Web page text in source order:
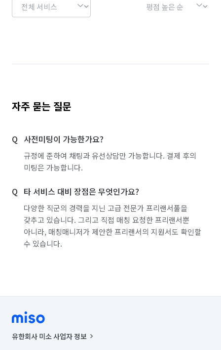
자주 묻는 질문
사전미팅이 가능한가요?
규정에 준하여 채팅과 유선상담만 가능합니다. 결제 후의
미팅은 가능합니다.
타 서비스 대비 장점은 무엇인가요?
다양한 직군의 경력을 지닌 고급 전문가 프리랜서풀을
갖추고 있습니다. 그리고 직접 매칭 요청한 프리랜서뿐
아니라, 매칭매니저가 제안한 프리랜서의 지원서도 확인할
수 있습니다.
유한회사 미소 사업자 정보